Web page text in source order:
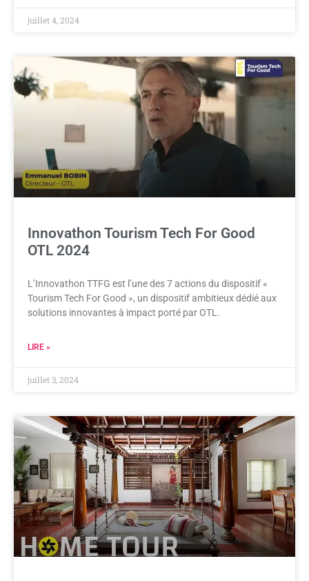
juillet 4, 2024
Innovathon Tourism Tech For Good
OTL 2024
L’Innovathon TTFG est l’une des 7 actions du dispositif «
Tourism Tech For Good », un dispositif ambitieux dédié aux
solutions innovantes à impact porté par OTL.
LIRE »
juillet 3, 2024